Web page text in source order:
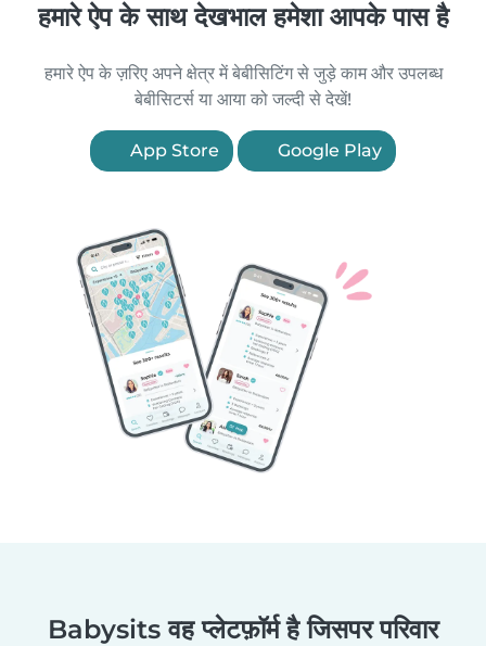
हमारे ऐप के साथ देखभाल हमेशा आपके पास है
हमारे ऐप के ज़रिए अपने क्षेत्र में बेबीसिटिंग से जुड़े काम और उपलब्ध
बेबीसिटर्स या आया को जल्दी से देखें!
App Store Google Play
Babysits वह प्लेटफ़ॉर्म है जिसपर परिवार